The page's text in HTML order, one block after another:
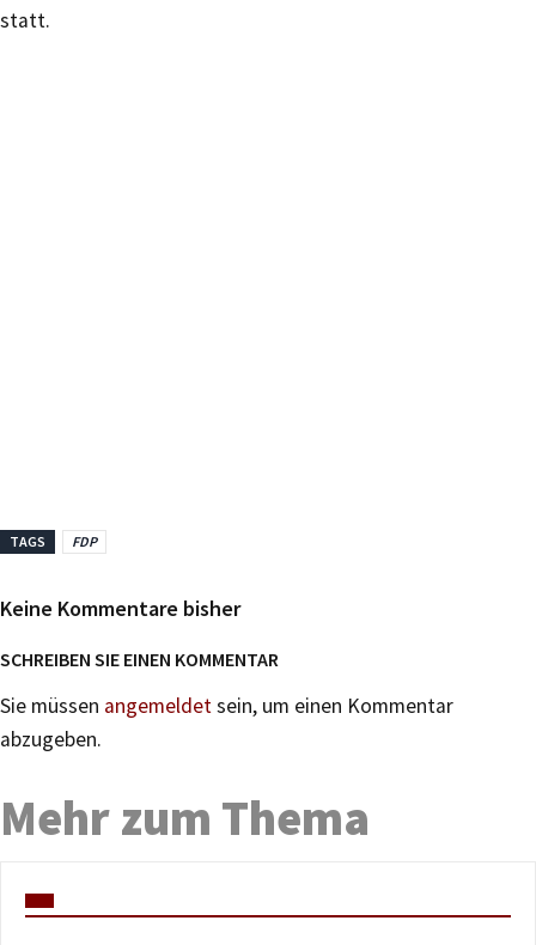
statt.
TAGS FDP
Keine Kommentare bisher
SCHREIBEN SIE EINEN KOMMENTAR
Sie müssen angemeldetsein, um einen Kommentar
abzugeben.
Mehr zum Thema